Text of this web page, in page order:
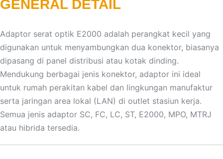
GENERAL DETAIL
Adaptor serat optik E2000 adalah perangkat kecil yang
digunakan untuk menyambungkan dua konektor, biasanya
dipasang di panel distribusi atau kotak dinding.
Mendukung berbagai jenis konektor, adaptor ini ideal
untuk rumah perakitan kabel dan lingkungan manufaktur
serta jaringan area lokal (LAN) di outlet stasiun kerja.
Semua jenis adaptor SC, FC, LC, ST, E2000, MPO, MTRJ
atau hibrida tersedia.